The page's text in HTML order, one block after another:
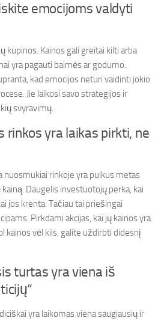
emocijoms valdyti
kupinos. Kainos gali greitai kilti arba
yra pagauti baimės ar godumo.
kad emocijos neturi vaidinti jokio
Jie laikosi savo strategijos ir
svyravimų.
rinkos yra laikas pirkti, ne
nuosmukiai rinkoje yra puikus metas
Daugelis investuotojų perka, kai
jos krenta. Tačiau tai priešingai
Pirkdami akcijas, kai jų kainos yra
kainos vėl kils, galite uždirbti didesnį
turtas yra viena iš
yra laikomas viena saugiausių ir